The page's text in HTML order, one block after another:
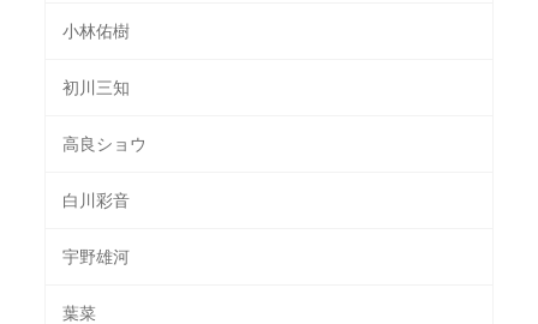
小林佑樹
初川三知
高良ショウ
白川彩音
宇野雄河
葉菜